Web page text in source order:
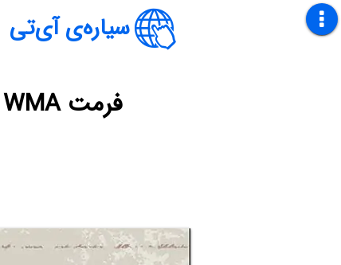
سیاره‌ی آی‌تی
فرمت WMA چیست؟ چطور آن را باز کنیم یا به MP3 کانورت کنیم؟